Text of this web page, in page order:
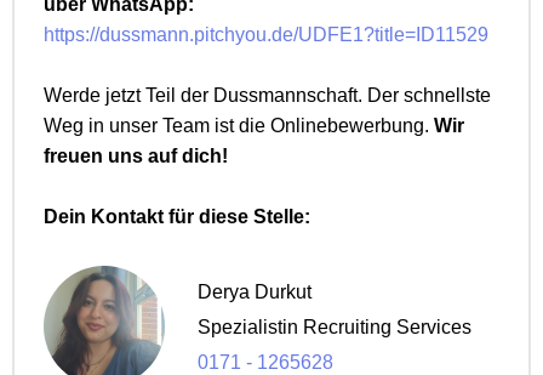
https://dussmann.pitchyou.de/UDFE1?title=ID11529
Werde jetzt Teil der Dussmannschaft. Der schnellste
Weg in unser Team ist die Onlinebewerbung. Wir
freuen uns auf dich!
Dein Kontakt für diese Stelle:
Derya Durkut
Spezialistin Recruiting Services
0171 - 1265628